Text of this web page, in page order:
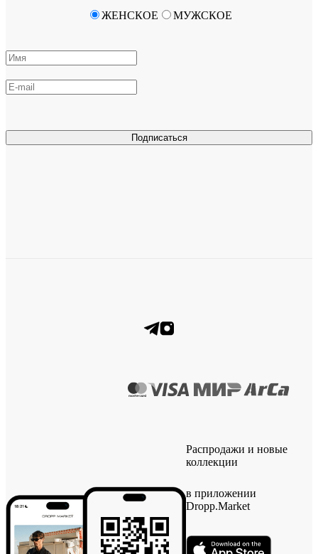
Подписаться
ЖЕНСКОЕ МУЖСКОЕ
Распродажи и новые
коллекции
в приложении
Dropp.Market